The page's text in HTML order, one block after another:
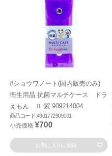
#ショウワノート(国内販売のみ)
衛生用品 抗菌マルチケース ドラ
えもん Ｂ 紫 909214004
商品コード:4901772909101
小売価格 ¥700
お気に入りに登録